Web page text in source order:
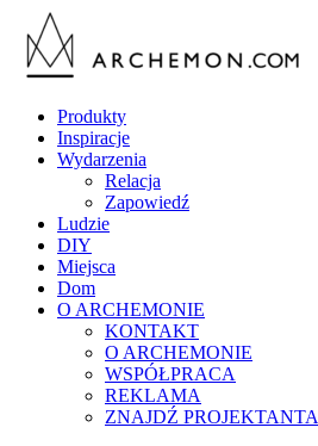
Produkty
Inspiracje
Wydarzenia
Relacja
Zapowiedź
Ludzie
DIY
Miejsca
Dom
O ARCHEMONIE
KONTAKT
O ARCHEMONIE
WSPÓŁPRACA
REKLAMA
ZNAJDŹ PROJEKTANTA